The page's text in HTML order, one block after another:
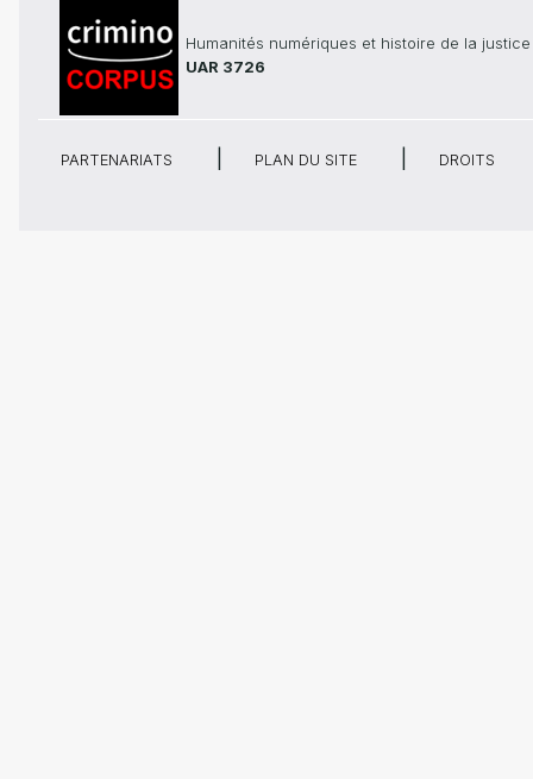
Humanités numériques et histoire de la justice
UAR 3726
PARTENARIATS PLAN DU SITE DROITS